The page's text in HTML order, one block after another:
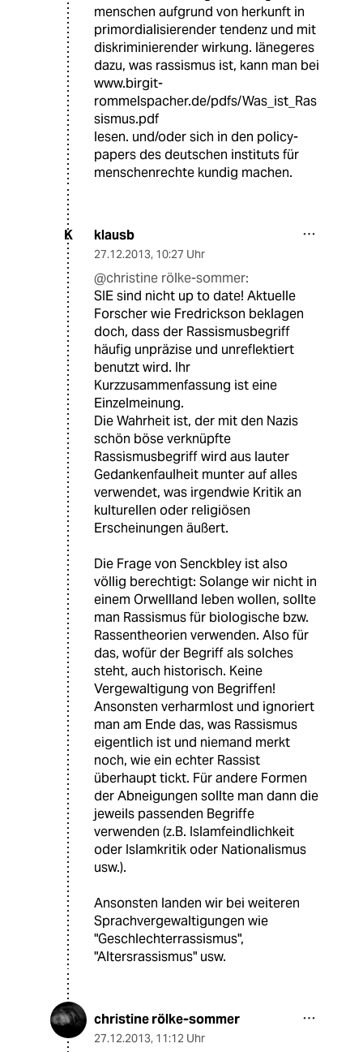
menschen aufgrund von herkunft in
primordialisierender tendenz und mit
diskriminierender wirkung. länegeres
dazu, was rassismus ist, kann man bei
www.birgit-
rommelspacher.de/pdfs/Was_ist_Ras
sismus.pdf
lesen. und/oder sich in den policy-
papers des deutschen instituts für
menschenrechte kundig machen.
K klausb
27.12.2013, 10:27 Uhr
@christine rölke-sommer:
SIE sind nicht up to date! Aktuelle
Forscher wie Fredrickson beklagen
doch, dass der Rassismusbegriff
häufig unpräzise und unreflektiert
benutzt wird. Ihr
Kurzzusammenfassung ist eine
Einzelmeinung.
Die Wahrheit ist, der mit den Nazis
schön böse verknüpfte
Rassismusbegriff wird aus lauter
Gedankenfaulheit munter auf alles
verwendet, was irgendwie Kritik an
kulturellen oder religiösen
Erscheinungen äußert.
Die Frage von Senckbley ist also
völlig berechtigt: Solange wir nicht in
einem Orwellland leben wollen, sollte
man Rassismus für biologische bzw.
Rassentheorien verwenden. Also für
das, wofür der Begriff als solches
steht, auch historisch. Keine
Vergewaltigung von Begriffen!
Ansonsten verharmlost und ignoriert
man am Ende das, was Rassismus
eigentlich ist und niemand merkt
noch, wie ein echter Rassist
überhaupt tickt. Für andere Formen
der Abneigungen sollte man dann die
jeweils passenden Begriffe
verwenden (z.B. Islamfeindlichkeit
oder Islamkritik oder Nationalismus
usw.).
Ansonsten landen wir bei weiteren
Sprachvergewaltigungen wie
"Geschlechterrassismus",
"Altersrassismus" usw.
christine rölke-sommer
27.12.2013, 11:12 Uhr